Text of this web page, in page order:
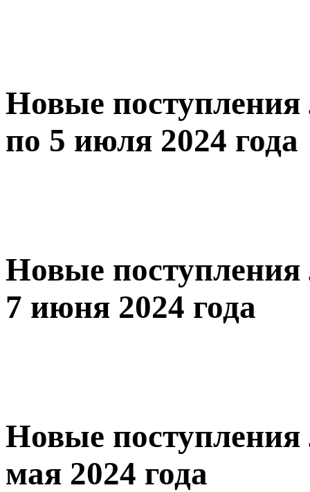
Новые
по 5 июля 2024 года
Новые
7 июня 2024 года
Новые поступления
мая 2024 года